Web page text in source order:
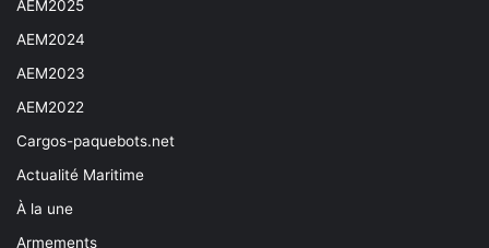
AEM2025
AEM2024
AEM2023
AEM2022
Cargos-paquebots.net
Actualité Maritime
À la une
Armements